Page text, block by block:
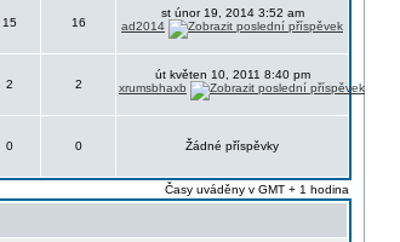
15 16
st únor 19, 2014 3:52 am
ad2014
2 2
út květen 10, 2011 8:40 pm
xrumsbhaxb
0 0 Žádné příspěvky
Časy uváděny v GMT + 1 hodina